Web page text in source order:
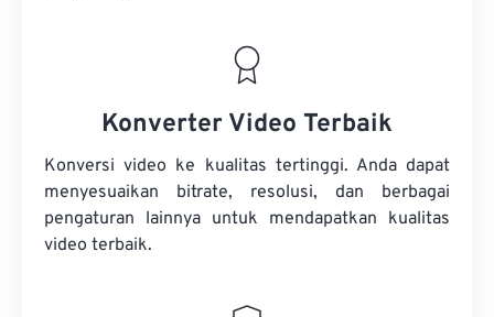
Konverter Video Terbaik
Konversi video ke kualitas tertinggi. Anda dapat
menyesuaikan bitrate, resolusi, dan berbagai
pengaturan lainnya untuk mendapatkan kualitas
video terbaik.